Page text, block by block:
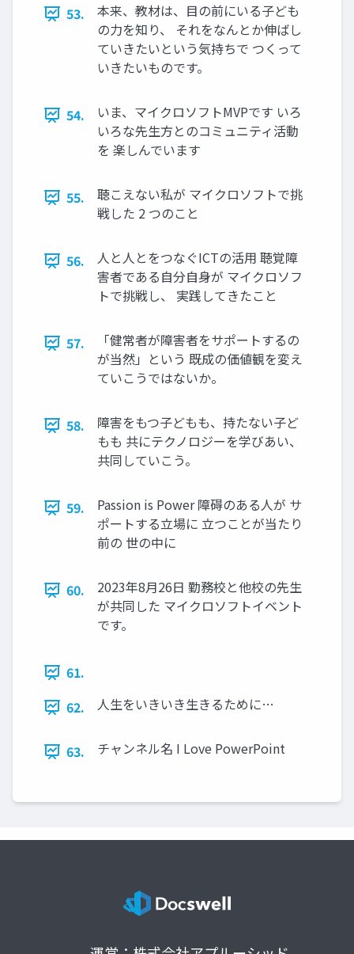
53.
本来、教材は、目の前にいる子ども
の力を知り、 それをなんとか伸ばし
ていきたいという気持ちで つくって
いきたいものです。
54.
いま、マイクロソフトMVPです いろ
いろな先生方とのコミュニティ活動
を 楽しんでいます
55.
聴こえない私が マイクロソフトで挑
戦した 2 つのこと
56.
人と人とをつなぐICTの活用 聴覚障
害者である自分自身が マイクロソフ
トで挑戦し、 実践してきたこと
57.
「健常者が障害者をサポートするの
が当然」という 既成の価値観を変え
ていこうではないか。
58.
障害をもつ子どもも、持たない子ど
もも 共にテクノロジーを学びあい、
共同していこう。
59.
Passion is Power 障碍のある人が サ
ポートする立場に 立つことが当たり
前の 世の中に
60.
2023年8月26日 勤務校と他校の先生
が共同した マイクロソフトイベント
です。
61.
62.
人生をいきいき生きるために…
63. チャンネル名 I Love PowerPoint